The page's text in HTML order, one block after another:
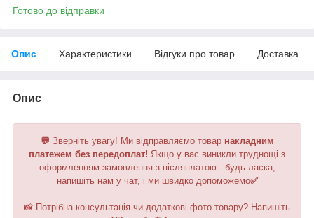
Готово до відправки
Опис Характеристики Відгуки про товар Доставка
Опис
💬 Зверніть увагу! Ми відправляємо товар накладним
платежем без передоплат! Якщо у вас виникли труднощі з
оформленням замовлення з післяплатою - будь ласка,
напишіть нам у чат, і ми швидко допоможемо✅
📸 Потрібна консультація чи додаткові фото товару? Напишіть